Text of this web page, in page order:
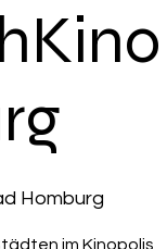
Homburg